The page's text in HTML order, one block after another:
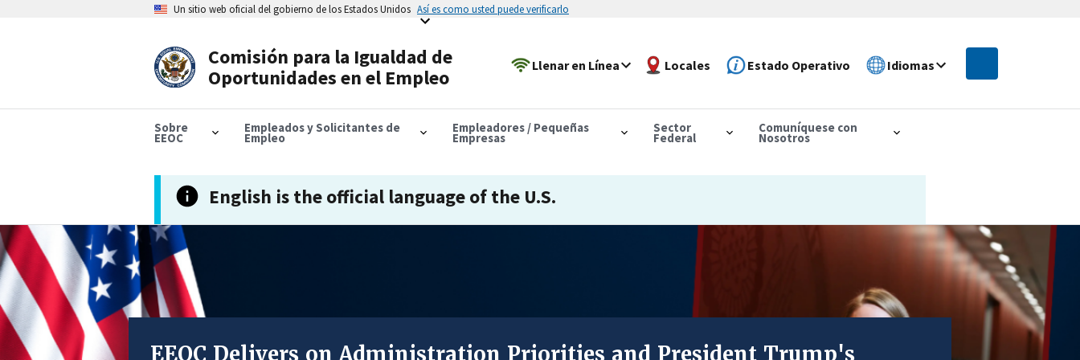
Un sitio web oficial del gobierno de los Estados Unidos Así es como usted puede verificarlo
Comisión para la Igualdad de
Oportunidades en el Empleo
Llenar en Línea Locales Estado Operativo Idiomas
Sobre
EEOC
Empleados y Solicitantes de
Empleo
Empleadores / Pequeñas
Empresas
Sector
Federal
Comuníquese con
Nosotros
English is the official language of the U.S.
EEOC Delivers on Administration Priorities and President Trump's
In FY25, the EEOC Delivered Record-Breaking Recoveries for America’s
EEOC SECURES LARGEST COVID-19 VACCINATION-RELATED
Discriminatión por DEI en el Trabajo: Como proceder
DENUNCIE EL PREJUICIO LABORAL HACIA LOS ESTADOUNIDENSES